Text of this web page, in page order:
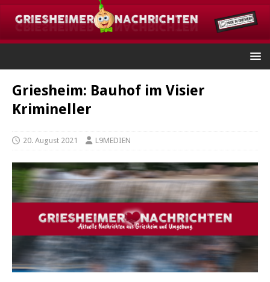
Griesheim: Bauhof im Visier
Krimineller
20. August 2021 L9MEDIEN